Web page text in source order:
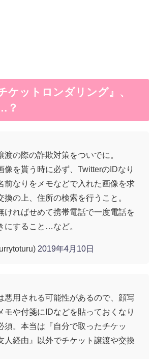
ケットロンダリング』、
？
渡の際の詐欺対策をついでに。
像を貰う時に必ず、TwitterのIDなり
前なりをメモなどで入れた画像を求
換の上、住所の検索を行うこと。
ければせめて携帯電話で一度電話を
にすること…など。
2019年4月10日
悪用される可能性があるので、顔写
モや付箋にIDなどを貼っておくなり
須。本当は『自分で取ったチケッ
人経由』以外でチケット譲渡や交換